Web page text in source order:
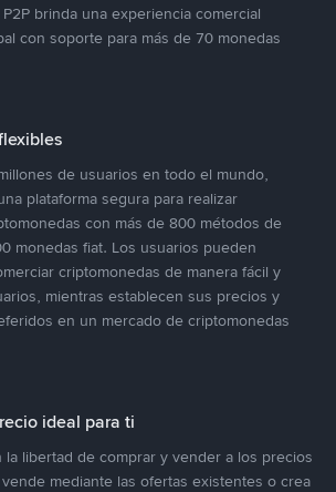
brinda una experiencia comercial
con soporte para más de 70 monedas
de usuarios en todo el mundo,
plataforma segura para realizar
con más de 800 métodos de
monedas fiat. Los usuarios pueden
criptomonedas de manera fácil y
mientras establecen sus precios y
en un mercado de criptomonedas
ideal para ti
la libertad de comprar y vender a los precios
mediante las ofertas existentes o crea